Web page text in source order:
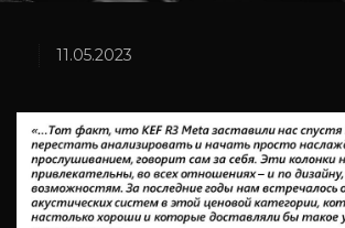
11.05.2023